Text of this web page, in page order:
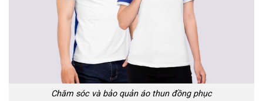
Chăm sóc và bảo quản áo thun đồng phục